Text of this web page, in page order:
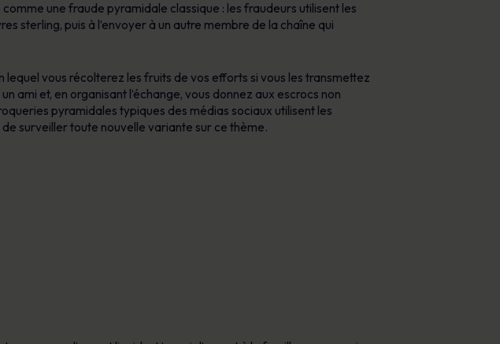
une fraude pyramidale classique : les fraudeurs utilisent les
sterling, puis à l’envoyer à un autre membre de la chaîne qui
lequel vous récolterez les fruits de vos efforts si vous les transmettez
ami et, en organisant l’échange, vous donnez aux escrocs non
pyramidales typiques des médias sociaux utilisent les
surveiller toute nouvelle variante sur ce thème.